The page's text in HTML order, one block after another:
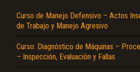
Curso de Manejo Defensivo – Actos
de Trabajo y Manejo Agresivo
Curso: Diagnóstico de Máquinas –
– Inspección, Evaluación y Fallas